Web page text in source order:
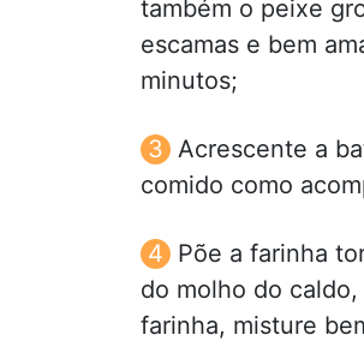
também o peixe
escamas e bem
minutos;
Acrescente a
comido como
Põe a farinha
do molho do
farinha, misture